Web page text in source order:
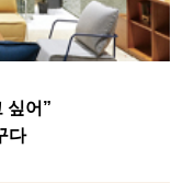
싶어”
다